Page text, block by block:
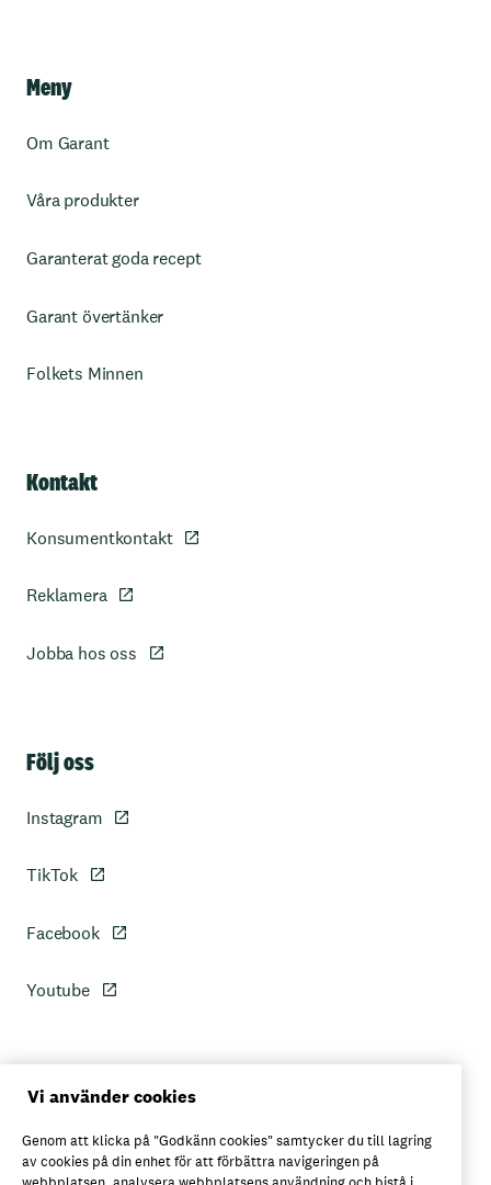
Meny
Om Garant
Våra produkter
Garanterat goda recept
Garant övertänker
Folkets Minnen
Kontakt
Konsumentkontakt
Reklamera
Jobba hos oss
Följ oss
Instagram
TikTok
Facebook
Youtube
Personuppgiftspolicy
Axfoods integritetspolicy
Vi använder cookies
Genom att klicka på "Godkänn cookies" samtycker du till lagring
av cookies på din enhet för att förbättra navigeringen på